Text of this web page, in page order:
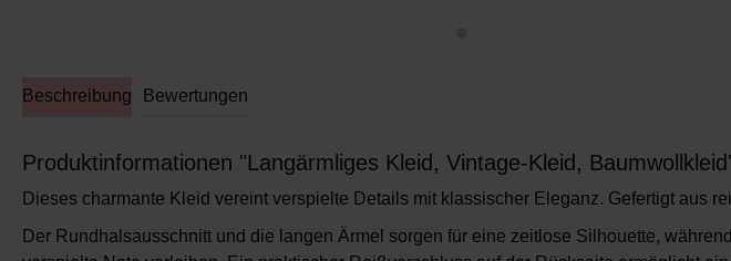
Beschreibung Bewertungen
Produktinformationen "Langärmliges Kleid, Vintage-Kleid,
Dieses charmante Kleid vereint verspielte Details mit klassischer Eleganz. Gefertigt aus
Der Rundhalsausschnitt und die langen Ärmel sorgen für eine zeitlose Silhouette,